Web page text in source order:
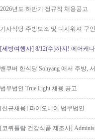
2026년도 하반기 정규직 채용공고
기사식당 주방보조 및 디시워셔 구
[세방여행사] 8/12(수)까지! 에어캐
밴쿠버 한식당 Sohyang 애서 주방,
법무법인 True Light 채용 공고
[신규채용] 파이오니어 법무법인
[코퀴틀람 건강식품 제조사]